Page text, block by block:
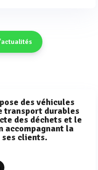
des véhicules
transport durables
des déchets et le
accompagnant la
ses clients.